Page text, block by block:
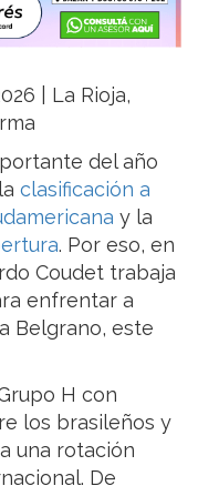
| La Rioja,
del año
clasificación a
y la
. Por eso, en
Coudet trabaja
enfrentar a
Belgrano, este
H con
los brasileños y
una rotación
De